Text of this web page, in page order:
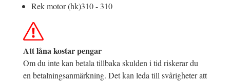
Rek motor (hk)310 - 310
Att låna kostar pengar
Om du inte kan betala tillbaka skulden i tid riskerar du
en betalningsanmärkning. Det kan leda till svårigheter att